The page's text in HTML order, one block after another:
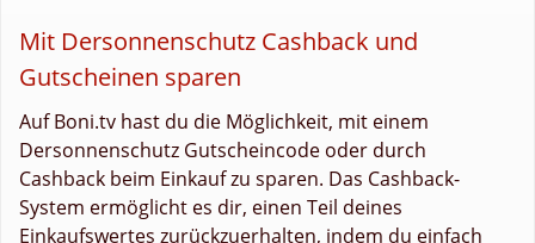
Mit Dersonnenschutz Cashback und
Gutscheinen sparen
Auf Boni.tv hast du die Möglichkeit, mit einem
Dersonnenschutz Gutscheincode oder durch
Cashback beim Einkauf zu sparen. Das Cashback-
System ermöglicht es dir, einen Teil deines
Einkaufswertes zurückzuerhalten, indem du einfach